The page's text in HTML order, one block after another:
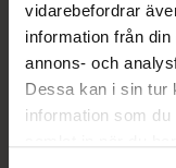
vidarebefordrar
information från
annons- och
Dessa kan i sin tur
information som
Beskrivning
Depend Brow
dig som vill ta